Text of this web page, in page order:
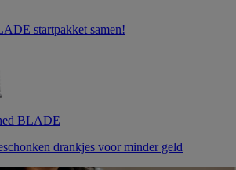
startpakket samen!
BLADE
drankjes voor minder geld